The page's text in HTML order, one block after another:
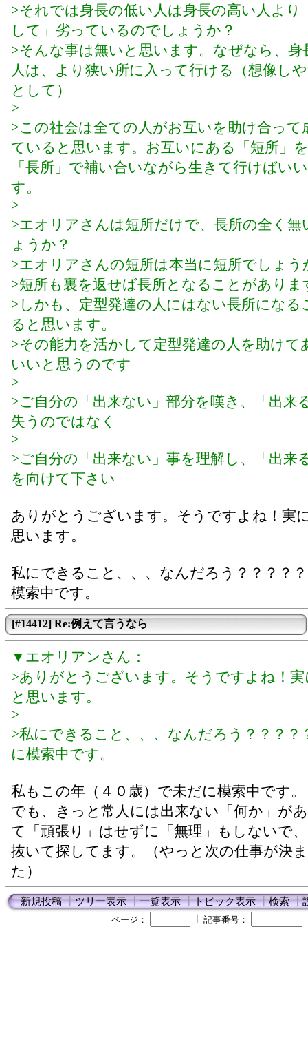
>それでは身長の低い人は身長の高い人より
して」劣っているのでしょうか？
>そんな事は無いと思います。なぜなら、身
人は、より狭い所に入って行ける（想像し
として）
>
>この社会は全ての人がお互いを助け合って
ていると思います。お互いにある「短所」
「長所」で補い合いながら生きて行けばい
す。
>
>エオリアさんは短所だけで、長所の全く無
ょうか？
>エオリアさんの短所は本当に短所でしょう
>短所も裏を返せば長所となることがありま
>しかも、定型発達の人にはない長所になる
ると思います。
>その能力を活かして定型発達の人を助けて
いいと思うのです
>
>ご自分の「出来ない」部分を嘆き、「出来
失うのではなく
>
>ご自分の「出来ない」事を理解し、「出来
を向けて下さい
ありがとうございます。そうですよね！実
思います。
私にできること、、、なんだろう？？？？
模索中です。
[#14412] Re:例えて言うなら
▼エオリアンさん：
>ありがとうございます。そうですよね！
と思います。
>
>私にできること、、、なんだろう？？？？
に模索中です。
私もこの年（４０歳）で未だに模索中です。
でも、きっと常人には出来ない「何か」が
て「頑張り」はせずに「無理」もしないで
抜いて探してます。（やっと次の仕事が決
た）
新規投稿┃ツリー表示┃一覧表示┃トピック表示┃検索┃
ページ： 記事番号：